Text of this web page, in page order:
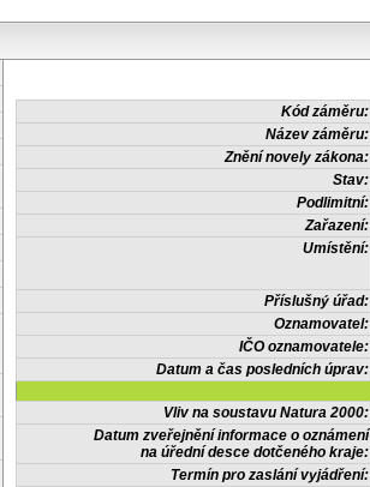
Kód záměru:
Název záměru:
Znění novely zákona:
Stav:
Podlimitní:
Zařazení:
Umístění:
Příslušný úřad:
Oznamovatel:
IČO oznamovatele:
Datum a čas posledních úprav:
Vliv na soustavu Natura 2000:
Datum zveřejnění informace o oznámení
na úřední desce dotčeného kraje:
Termín pro zaslání vyjádření: